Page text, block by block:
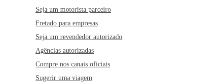
Seja um motorista parceiro
Fretado para empresas
Seja um revendedor autorizado
Agências autorizadas
Compre nos canais oficiais
Sugerir uma viagem